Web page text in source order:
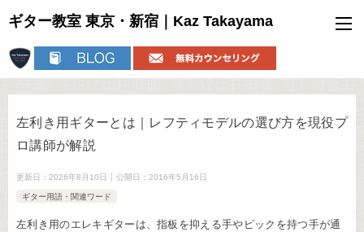
ギター教室 東京・新宿｜Kaz Takayama
左利き用ギターとは｜レフティモデルの選び方を現役プ
ロ講師が解説
更新日： 2026年8月10日 公開日： 2016年5月16日
ギター用語・関連ワード
左利き用のエレキギターは、指板を抑える手やピックを持つ手が通